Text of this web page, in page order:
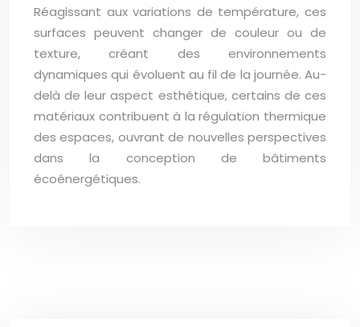
Réagissant aux variations de température, ces
surfaces peuvent changer de couleur ou de
texture, créant des environnements
dynamiques qui évoluent au fil de la journée. Au-
delà de leur aspect esthétique, certains de ces
matériaux contribuent à la régulation thermique
des espaces, ouvrant de nouvelles perspectives
dans la conception de bâtiments
écoénergétiques.